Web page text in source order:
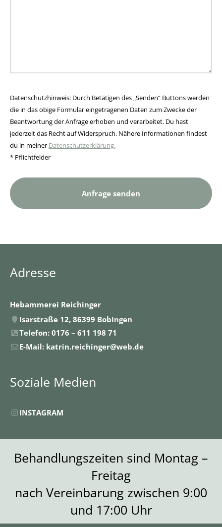
Datenschutzhinweis: Durch Betätigen des „Senden“ Buttons werden
die in das obige Formular eingetragenen Daten zum Zwecke der
Beantwortung der Anfrage erhoben und verarbeitet. Du hast
jederzeit das Recht auf Widerspruch. Nähere Informationen findest
du in meiner Datenschutzerklärung.
* Pflichtfelder
Adresse
Hebammerei Reichinger
Isarstraße 12, 86399 Bobingen
Telefon: 0176 – 611 198 71
E-Mail: katrin.reichinger@web.de
Soziale Medien
INSTAGRAM
Behandlungszeiten sind Montag –
Freitag
nach Vereinbarung zwischen 9:00
und 17:00 Uhr